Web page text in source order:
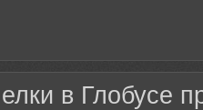
в Глобусе